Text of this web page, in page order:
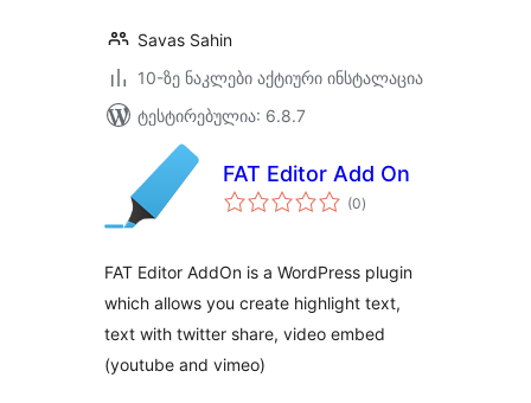
Savas Sahin
10-ზე ნაკლები აქტიური ინსტალაცია
ტესტირებულია: 6.8.7
FAT Editor Add On
(0საერთო
რეიტინგი
)
FAT Editor AddOn is a WordPress plugin
which allows you create highlight text,
text with twitter share, video embed
(youtube and vimeo)